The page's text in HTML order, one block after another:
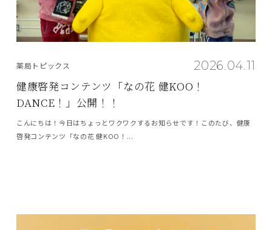
2026.04.11
薬局トピックス
健康啓発コンテンツ「なの花 健KOO！
DANCE！」公開！！
こんにちは！今日はちょっとワクワクするお知らせです！このたび、健康
啓発コンテンツ「なの花 健KOO！...